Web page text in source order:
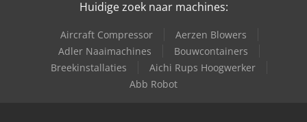
Huidige zoek naar machines:
Aircraft Compressor
Aerzen Blowers
Adler Naaimachines
Bouwcontainers
Breekinstallaties
Aichi Rups Hoogwerker
Abb Robot